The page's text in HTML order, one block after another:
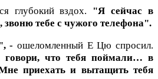
глубокий вздох. "Я сейчас в
звоню тебе с чужого телефона".
- ошеломленный Е Цю спросил.
что тебя поймали… в
приехать и вытащить тебя